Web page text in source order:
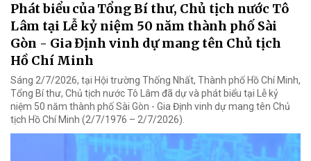
Phát biểu của Tổng Bí thư, Chủ tịch nước Tô
Lâm tại Lễ kỷ niệm 50 năm thành phố Sài
Gòn - Gia Định vinh dự mang tên Chủ tịch
Hồ Chí Minh
Sáng 2/7/2026, tại Hội trường Thống Nhất, Thành phố Hồ Chí Minh,
Tổng Bí thư, Chủ tịch nước Tô Lâm đã dự và phát biểu tại Lễ kỷ
niệm 50 năm thành phố Sài Gòn - Gia Định vinh dự mang tên Chủ
tịch Hồ Chí Minh (2/7/1976 – 2/7/2026).